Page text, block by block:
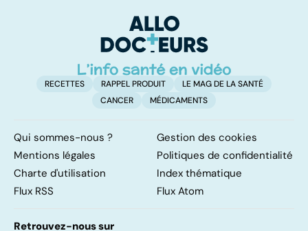
RECETTES RAPPEL PRODUIT
LE MAG DE LA SANTÉ
CANCER
MÉDICAMENTS
Qui sommes-nous ?
Gestion des cookies
Mentions légales
Politiques de confidentialité
Charte d'utilisation
Index thématique
Flux RSS
Flux Atom
Retrouvez-nous sur